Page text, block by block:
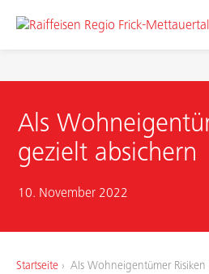
Als
gezielt absichern
10. November 2022
Startseite Als Wohneigentümer